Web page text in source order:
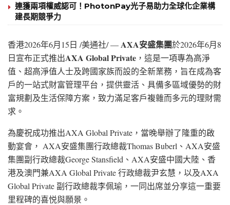
連獲兩項權威認可！PhotonPay光子易助力全球化企業構
建長期競爭力
香港2026年6月15日 /美通社/ —AXA安盛集團於2026年6月8
日宣布正式推出AXA Global Private ，這是一項專為高淨
值、超高淨值人士及跨國家族而設的全新業務，旨在成為客
戶的一站式財富管理平台，提供靈活、具備多區域優勢的財
富規劃及生活保障方案，致力滿足客戶複雜而多元的理財需
求。
為慶祝成功推出AXA Global Private，當晚舉辦了隆重的啟
動宴會， AXA安盛集團行政總裁Thomas Buberl、AXA安盛
集團副行政總裁George Stansfield、AXA安盛中國大陸、香
港及澳門兼AXA Global Private 行政總裁尹玄慧，以及AXA
Global Private 副行政總裁李佩瑜，一同出席並分享這一重要
里程碑的喜悦與願景。